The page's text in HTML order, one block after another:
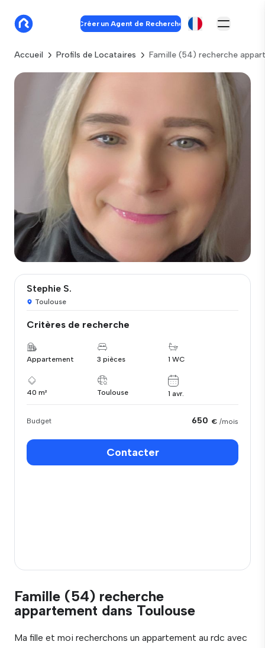
Créer un Agent de Recherche
Accueil Profils de Locataires Famille (54) recherche
Stephie S.
Toulouse
Critères de recherche
Appartement 3 pièces 1 WC
40 m² Toulouse 1 avr.
Budget 650 € /mois
Contacter
Famille (54) recherche
appartement dans Toulouse
Ma fille et moi recherchons un appartement au rdc avec